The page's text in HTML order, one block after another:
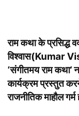
राम कथा के प्रसिद्ध
विश्वास(Kumar
‘संगीतमय राम कथा’
कार्यक्रम प्रस्तुत
राजनीतिक माहौल गर्म